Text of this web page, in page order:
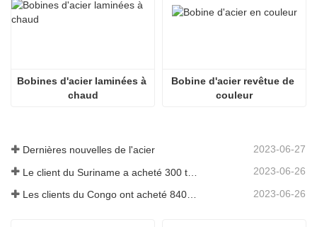
Bobines d'acier laminées à
chaud
Bobine d'acier revêtue de
couleur
Dernières nouvelles de l'acier 2023-06-27
2023-06-26
2023-06-26